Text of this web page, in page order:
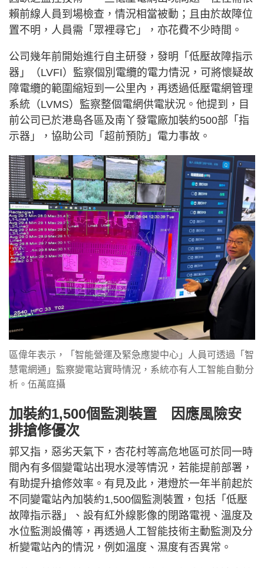
賴前線人員到場檢查，情況相當被動；且由於故障位
置不明，人員需「眾裡尋它」，亦花費不少時間。
公司幾年前開始進行自主研發，發明「低壓故障指示
器」（LVFI）監察個別電纜的電力情況，可將懷疑故
障電纜的範圍縮短到一公里內，再透過低壓電網管理
系統（LVMS）監察整個電網供電狀況。他提到，目
前公司已於港島各區及南丫發電廠加裝約500部「指
示器」，協助公司「超前預防」電力事故。
區偉年表示，「智能營運及緊急應變中心」人員可透過「智
慧電網通」監察變電站實時情況，系統亦有人工智能自動分
析。伍萬庭攝
加裝約1,500個監測裝置 因應風險安
排搶修優次
郭又指，惡劣天氣下，杏花村等高危地區可於同一時
間內有多個變電站出現水浸等情況，若能提前部署，
有助提升搶修效率。有見及此，港燈於一年半前起於
不同變電站內加裝約1,500個監測裝置，包括「低壓
故障指示器」、設有紅外線影像的閉路電視、溫度及
水位監測設備等，再透過人工智能技術主動監測及分
析變電站內的情況，例如溫度、濕度有否異常。